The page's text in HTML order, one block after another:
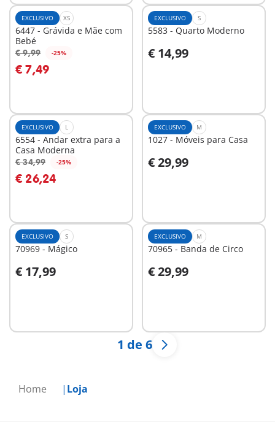
Home Loja
EXCLUSIVO XS
6447 - Grávida e Mãe com
Bebé
€ 9,99 -25%
€ 7,49
Ao carrinho
EXCLUSIVO S
5583 - Quarto Moderno
€ 14,99
Ao carrinho
EXCLUSIVO L
6554 - Andar extra para a
Casa Moderna
€ 34,99 -25%
€ 26,24
Ao carrinho
EXCLUSIVO M
1027 - Móveis para Casa
€ 29,99
Ao carrinho
EXCLUSIVO S
70969 - Mágico
€ 17,99
Ao carrinho
EXCLUSIVO M
70965 - Banda de Circo
€ 29,99
Ao carrinho
1 de 6